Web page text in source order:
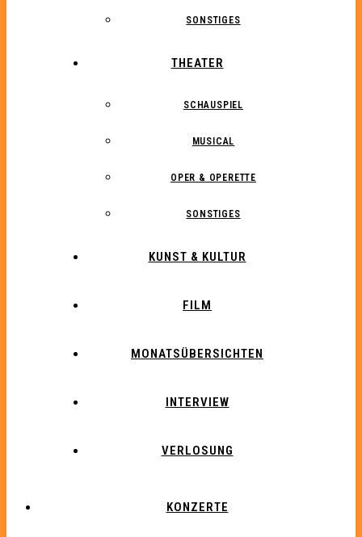
SONSTIGES
THEATER
SCHAUSPIEL
MUSICAL
OPER & OPERETTE
SONSTIGES
KUNST & KULTUR
FILM
MONATSÜBERSICHTEN
INTERVIEW
VERLOSUNG
KONZERTE